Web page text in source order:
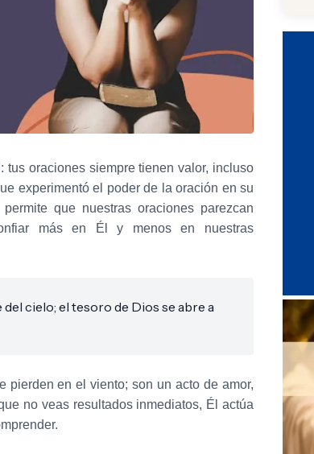
tus oraciones siempre tienen valor, incluso
experimentó el poder de la oración en su
que nuestras oraciones parezcan
más en Él y menos en nuestras
cielo; el tesoro de Dios se abre a
pierden en el viento; son un acto de amor,
no veas resultados inmediatos, Él actúa